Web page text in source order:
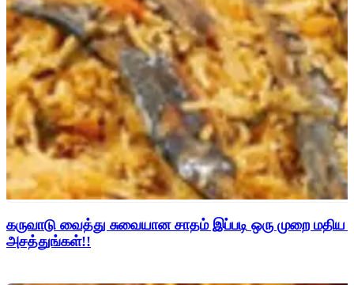
கருவாடு வைத்து சுவையான சாதம் இப்படி ஒரு முறை மதிய
அசத்துங்கள்!!